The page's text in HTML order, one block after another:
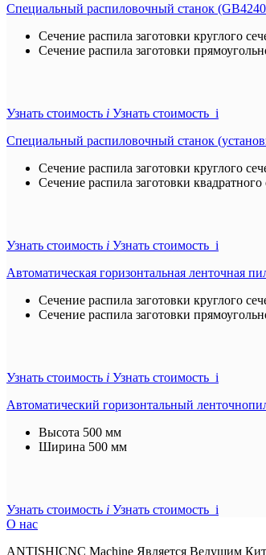
Специальный распиловочный станок
Сечение распила заготовки круглого
Сечение распила заготовки
Узнать стоимость i Узнать стоимость i
Специальный распиловочный станок
Сечение распила заготовки круглого
Сечение распила заготовки квадратного
Узнать стоимость i Узнать стоимость i
Автоматическая горизонтальная ленточная
Сечение распила заготовки круглого
Сечение распила заготовки
Узнать стоимость i Узнать стоимость i
Автоматический горизонтальный
Высота 500 мм
Ширина 500 мм
Узнать стоимость i Узнать стоимость i
О нас
ANTISHICNC Machine Является Ведущим